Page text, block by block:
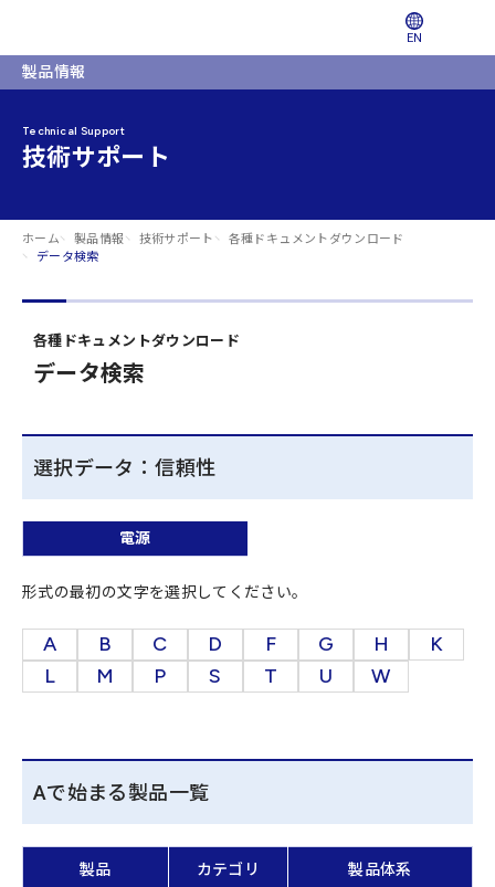
EN
製品情報
Technical Support
技術サポート
ホーム 製品情報 技術サポート
各種ドキュメントダウンロード
データ検索
各種ドキュメントダウンロード
データ検索
選択データ：信頼性
電源
形式の最初の文字を選択してください。
A B C D F G H
K
L
M P S T U W
Aで始まる製品一覧
製品 カテゴリ 製品体系